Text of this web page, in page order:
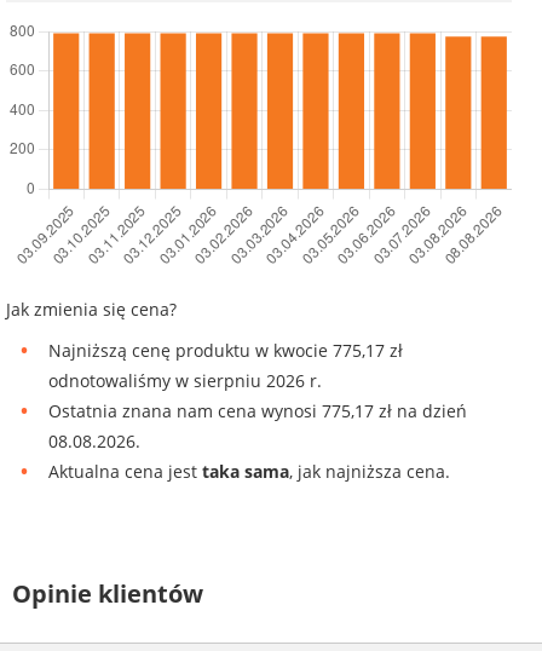
Jak zmienia się cena?
Najniższą cenę produktu w kwocie 775,17 zł
odnotowaliśmy w sierpniu 2026 r.
Ostatnia znana nam cena wynosi 775,17 zł na dzień
08.08.2026.
Aktualna cena jest taka sama, jak najniższa cena.
Opinie klientów